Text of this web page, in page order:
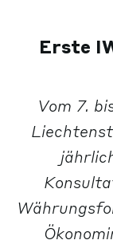
Erste
Vom 7.